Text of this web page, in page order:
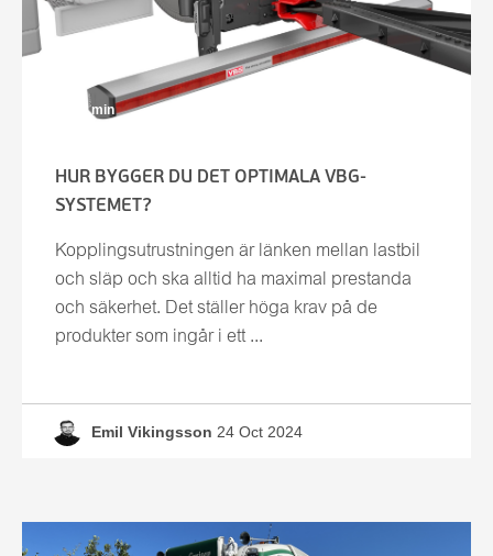
3 min
HUR BYGGER DU DET OPTIMALA VBG-
SYSTEMET?
Kopplingsutrustningen är länken mellan lastbil
och släp och ska alltid ha maximal prestanda
och säkerhet. Det ställer höga krav på de
produkter som ingår i ett ...
Emil Vikingsson 24 Oct 2024